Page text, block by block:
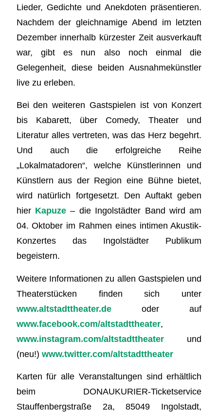
Lieder, Gedichte und Anekdoten präsentieren.
Nachdem der gleichnamige Abend im letzten
Dezember innerhalb kürzester Zeit ausverkauft
war, gibt es nun also noch einmal die
Gelegenheit, diese beiden Ausnahmekünstler
live zu erleben.
Bei den weiteren Gastspielen ist von Konzert
bis Kabarett, über Comedy, Theater und
Literatur alles vertreten, was das Herz begehrt.
Und auch die erfolgreiche Reihe
„Lokalmatadoren“, welche Künstlerinnen und
Künstlern aus der Region eine Bühne bietet,
wird natürlich fortgesetzt. Den Auftakt geben
hier Kapuze – die Ingolstädter Band wird am
04. Oktober im Rahmen eines intimen Akustik-
Konzertes das Ingolstädter Publikum
begeistern.
Weitere Informationen zu allen Gastspielen und
Theaterstücken finden sich unter
www.altstadttheater.deoder auf
www.facebook.com/altstadttheater,
www.instagram.com/altstadttheaterund
(neu!) www.twitter.com/altstadttheater
Karten für alle Veranstaltungen sind erhältlich
beim DONAUKURIER-Ticketservice
Stauffenbergstraße 2a, 85049 Ingolstadt,